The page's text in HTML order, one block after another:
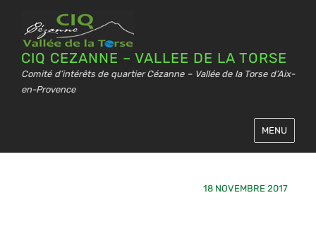
CIQ CEZANNE – VALLEE DE LA TORSE
Comité d’intérêts de quartier Cézanne – Vallée de la Torse d’Aix-
en-Provence
MENU
18 NOVEMBRE 2017